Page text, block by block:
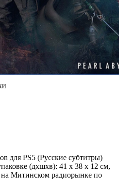
для PS5 (Русские субтитры)
(дхшхв): 41 x 38 x 12 см,
на Митинском радиорынке по